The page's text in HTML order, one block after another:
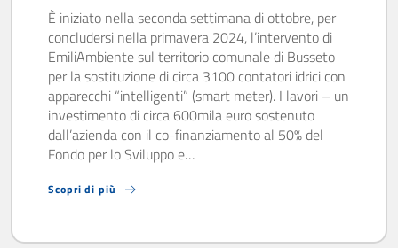
È iniziato nella seconda settimana di ottobre, per
concludersi nella primavera 2024, l’intervento di
EmiliAmbiente sul territorio comunale di Busseto
per la sostituzione di circa 3100 contatori idrici con
apparecchi “intelligenti” (smart meter). I lavori – un
investimento di circa 600mila euro sostenuto
dall’azienda con il co-finanziamento al 50% del
Fondo per lo Sviluppo e…
Scopri di più